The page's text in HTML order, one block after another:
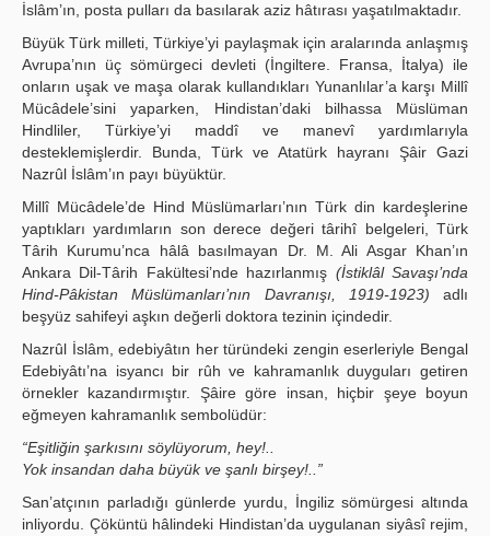
İslâm’ın, posta pulları da basılarak aziz hâtırası yaşatılmaktadır.
Büyük Türk milleti, Türkiye’yi paylaşmak için aralarında anlaşmış
Avrupa’nın üç sömürgeci devleti (İngiltere. Fransa, İtalya) ile
onların uşak ve maşa olarak kullandıkları Yunanlılar’a karşı Millî
Mücâdele’sini yaparken, Hindistan’daki bilhassa Müslüman
Hindliler, Türkiye’yi maddî ve manevî yardımlarıyla
desteklemişlerdir. Bunda, Türk ve Atatürk hayranı Şâir Gazi
Nazrûl İslâm’ın payı büyüktür.
Millî Mücâdele’de Hind Müslümarları’nın Türk din kardeşlerine
yaptıkları yardımların son derece değeri târihî belgeleri, Türk
Târih Kurumu’nca hâlâ basılmayan Dr. M. Ali Asgar Khan’ın
Ankara Dil-Târih Fakültesi’nde hazırlanmış (İstiklâl Savaşı’nda
Hind-Pâkistan Müslümanları’nın Davranışı, 1919-1923) adlı
beşyüz sahifeyi aşkın değerli doktora tezinin içindedir.
Nazrûl İslâm, edebiyâtın her türündeki zengin eserleriyle Bengal
Edebiyâtı’na isyancı bir rûh ve kahramanlık duyguları getiren
örnekler kazandırmıştır. Şâire göre insan, hiçbir şeye boyun
eğmeyen kahramanlık sembolüdür:
“Eşitliğin şarkısını söylüyorum, hey!..
Yok insandan daha büyük ve şanlı birşey!..”
San’atçının parladığı günlerde yurdu, İngiliz sömürgesi altında
inliyordu. Çöküntü hâlindeki Hindistan’da uygulanan siyâsî rejim,